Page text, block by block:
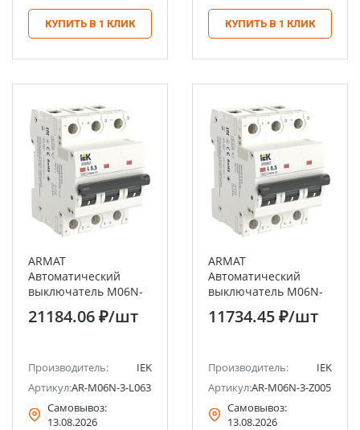
КУПИТЬ В 1 КЛИК КУПИТЬ В 1 КЛИК
ARMAT
Автоматический
выключатель M06N-
DC 3P L 63А IEK
21184.06 ₽/шт
Производитель:
IEK
Артикул:AR-M06N-3-L063DC
Самовывоз:
13.08.2026
ARMAT
Автоматический
выключатель M06N-
DC 3P Z 5А IEK
11734.45 ₽/шт
Производитель:
IEK
Артикул:AR-M06N-3-Z005DC
Самовывоз:
13.08.2026